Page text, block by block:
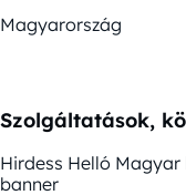
Magyarország
Szolgáltatások,
Hirdess Helló
banner